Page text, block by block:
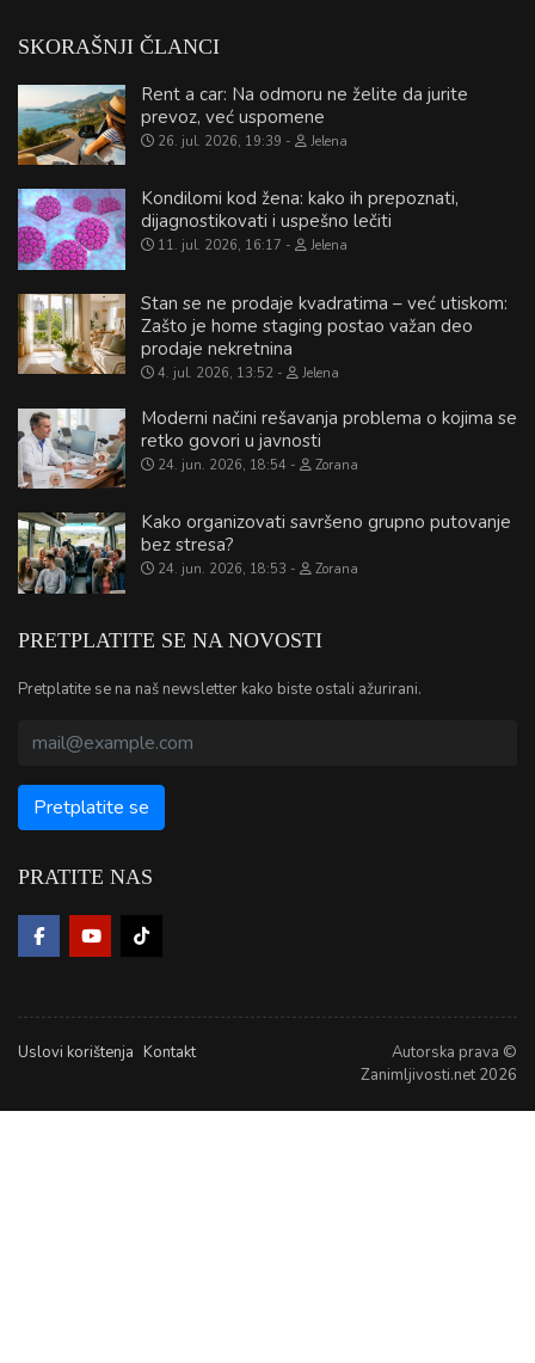
SKORAŠNJI ČLANCI
Rent a car: Na odmoru ne želite da jurite
prevoz, već uspomene
26. jul. 2026, 19:39 Jelena
Kondilomi kod žena: kako ih prepoznati,
dijagnostikovati i uspešno lečiti
11. jul. 2026, 16:17 Jelena
Stan se ne prodaje kvadratima – već utiskom:
Zašto je home staging postao važan deo
prodaje nekretnina
4. jul. 2026, 13:52 Jelena
Moderni načini rešavanja problema o kojima se
retko govori u javnosti
24. jun. 2026, 18:54 Zorana
Kako organizovati savršeno grupno putovanje
bez stresa?
24. jun. 2026, 18:53 Zorana
PRETPLATITE SE NA NOVOSTI
Pretplatite se na naš newsletter kako biste ostali ažurirani.
PRATITE NAS
Uslovi korištenja Kontakt
Autorska prava ©
Zanimljivosti.net 2026